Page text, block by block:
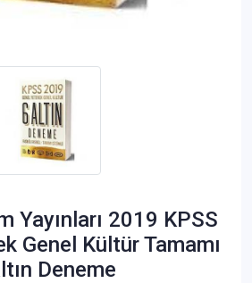
Yayınları 2019 KPSS
Genel Kültür Tamamı
Deneme